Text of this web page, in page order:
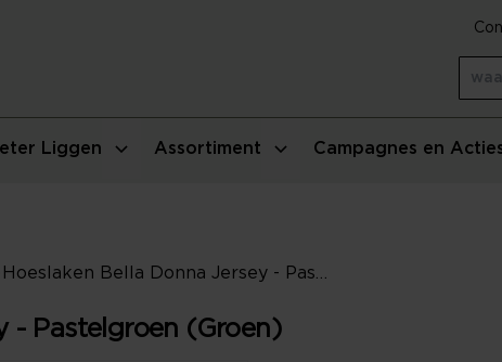
Liggen Assortiment Campagnes en
- Pastelgroen (Groen)